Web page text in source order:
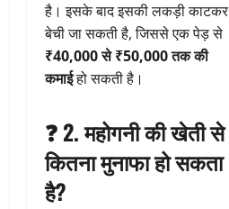
है। इसके बाद इसकी लकड़ी काटकर
बेची जा सकती है, जिससे एक पेड़ से
₹40,000 से ₹50,000 तक की
कमाईहो सकती है।
❓ 2. महोगनी की खेती से
कितना मुनाफा हो सकता
है?